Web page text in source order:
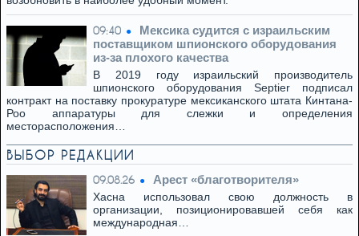
09:40
Мексика судится с израильским
поставщиком шпионского оборудования
из-за плохого качества
В 2019 году израильский производитель
шпионского оборудования Septier подписал
контракт на поставку прокуратуре мексиканского штата Кинтана-
Роо аппаратуры для слежки и определения
месторасположения…
ВЫБОР РЕДАКЦИИ
09.08.26 Арест «благотворителя»
Хасна использовал свою должность в
организации, позиционировавшей себя как
международная…